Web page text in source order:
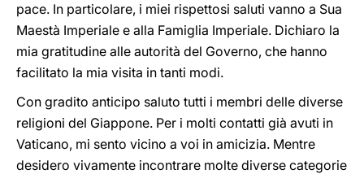
pace. In particolare, i miei rispettosi saluti vanno a Sua
Maestà Imperiale e alla Famiglia Imperiale. Dichiaro la
mia gratitudine alle autorità del Governo, che hanno
facilitato la mia visita in tanti modi.
Con gradito anticipo saluto tutti i membri delle diverse
religioni del Giappone. Per i molti contatti già avuti in
Vaticano, mi sento vicino a voi in amicizia. Mentre
desidero vivamente incontrare molte diverse categorie